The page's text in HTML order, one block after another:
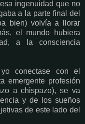
ingenuidad que no
a la parte final del
bien) volvía a llorar
el mundo hubiera
a la consciencia
conectase con el
emergente profesión
a chispazo), se va
y de los sueños
de este lado del